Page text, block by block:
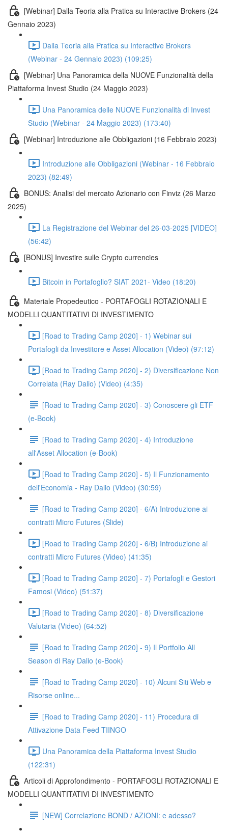
[Webinar] Dalla Teoria alla Pratica su Interactive Brokers (24
Gennaio 2023)
Dalla Teoria alla Pratica su Interactive Brokers
(Webinar - 24 Gennaio 2023) (109:25)
[Webinar] Una Panoramica della NUOVE Funzionalità della
Piattaforma Invest Studio (24 Maggio 2023)
Una Panoramica delle NUOVE Funzionalità di Invest
Studio (Webinar - 24 Maggio 2023) (173:40)
[Webinar] Introduzione alle Obbligazioni (16 Febbraio 2023)
Introduzione alle Obbligazioni (Webinar - 16 Febbraio
2023) (82:49)
BONUS: Analisi del mercato Azionario con Finviz (26 Marzo
2025)
La Registrazione del Webinar del 26-03-2025 [VIDEO]
(56:42)
[BONUS] Investire sulle Crypto currencies
Bitcoin in Portafoglio? SIAT 2021- Video (18:20)
Materiale Propedeutico - PORTAFOGLI ROTAZIONALI E
MODELLI QUANTITATIVI DI INVESTIMENTO
[Road to Trading Camp 2020] - 1) Webinar sui
Portafogli da Investitore e Asset Allocation (Video) (97:12)
[Road to Trading Camp 2020] - 2) Diversificazione Non
Correlata (Ray Dalio) (Video) (4:35)
[Road to Trading Camp 2020] - 3) Conoscere gli ETF
(e-Book)
[Road to Trading Camp 2020] - 4) Introduzione
all'Asset Allocation (e-Book)
[Road to Trading Camp 2020] - 5) Il Funzionamento
dell'Economia - Ray Dalio (Video) (30:59)
[Road to Trading Camp 2020] - 6/A) Introduzione ai
contratti Micro Futures (Slide)
[Road to Trading Camp 2020] - 6/B) Introduzione ai
contratti Micro Futures (Video) (41:35)
[Road to Trading Camp 2020] - 7) Portafogli e Gestori
Famosi (Video) (51:37)
[Road to Trading Camp 2020] - 8) Diversificazione
Valutaria (Video) (64:52)
[Road to Trading Camp 2020] - 9) Il Portfolio All
Season di Ray Dalio (e-Book)
[Road to Trading Camp 2020] - 10) Alcuni Siti Web e
Risorse online...
[Road to Trading Camp 2020] - 11) Procedura di
Attivazione Data Feed TIINGO
Una Panoramica della Piattaforma Invest Studio
(122:31)
Articoli di Approfondimento - PORTAFOGLI ROTAZIONALI E
MODELLI QUANTITATIVI DI INVESTIMENTO
[NEW] Correlazione BOND / AZIONI: e adesso?